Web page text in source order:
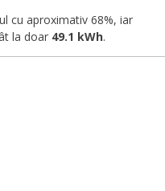
cu aproximativ 68%, iar
la doar 49.1 kWh.